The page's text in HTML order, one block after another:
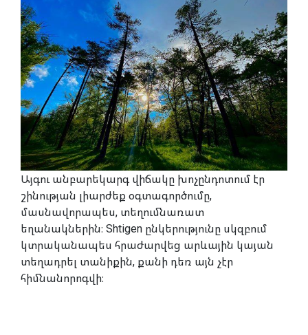
Այգու անբարեկարգ վիճակը խոչընդոտում էր
շինության լիարժեք օգտագործումը,
մասնավորապես, տեղումնառատ
եղանակներին։ Shtigen ընկերությունը սկզբում
կտրականապես հրաժարվեց արևային կայան
տեղադրել տանիքին, քանի դեռ այն չէր
հիմնանորոգվի։